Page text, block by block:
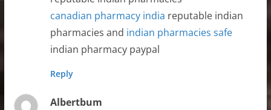
canadian pharmacy india reputable indian
pharmacies and indian pharmacies safe
indian pharmacy paypal
Reply
Albertbum